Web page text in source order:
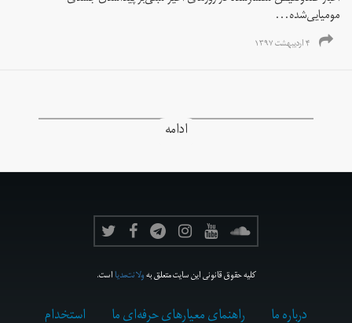
مومیایی‌شده...
۴ اردیبهشت ۱۳۹۷
ادامه
کلیه حقوق قانونی این سایت متعلق بهولانت‌مدیااست.
درباره ما راهنمای معیارهای حرفه‌ای ما استخدام